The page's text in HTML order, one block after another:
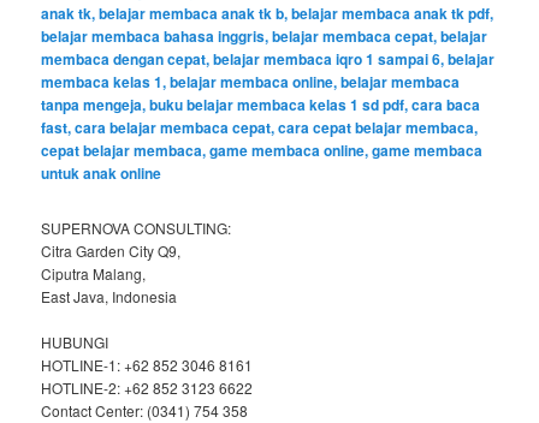
SUPERNOVA CONSULTING:
Citra Garden City Q9,
Ciputra Malang,
East Java, Indonesia
HUBUNGI
HOTLINE-1: +62 852 3046 8161
HOTLINE-2: +62 852 3123 6622
Contact Center: (0341) 754 358